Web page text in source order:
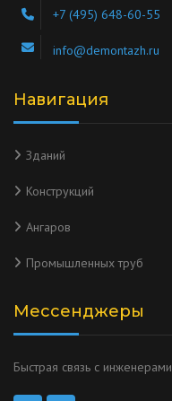
+7 (495) 648-60-55
info@demontazh.ru
Навигация
Зданий
Конструкций
Ангаров
Промышленных труб
Мессенджеры
Быстрая связь с инженерами